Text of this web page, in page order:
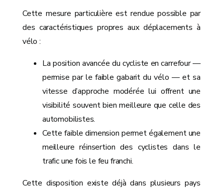
Cette mesure particulière est rendue possible par
des caractéristiques propres aux déplacements à
vélo :
La position avancée du cycliste en carrefour —
permise par le faible gabarit du vélo — et sa
vitesse d’approche modérée lui offrent une
visibilité souvent bien meilleure que celle des
automobilistes.
Cette faible dimension permet également une
meilleure réinsertion des cyclistes dans le
trafic une fois le feu franchi.
Cette disposition existe déjà dans plusieurs pays